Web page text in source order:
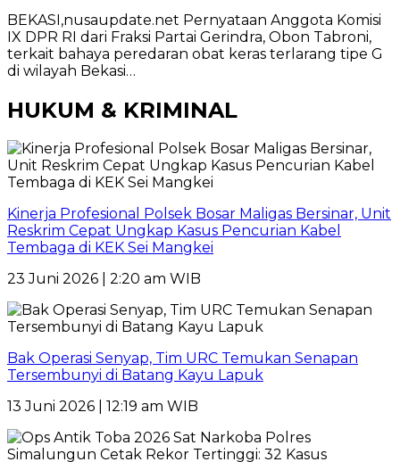
BEKASI,nusaupdate.net Pernyataan Anggota Komisi
IX DPR RI dari Fraksi Partai Gerindra, Obon Tabroni,
terkait bahaya peredaran obat keras terlarang tipe G
di wilayah Bekasi…
HUKUM & KRIMINAL
Kinerja Profesional Polsek Bosar Maligas Bersinar, Unit
Reskrim Cepat Ungkap Kasus Pencurian Kabel
Tembaga di KEK Sei Mangkei
23 Juni 2026 | 2:20 am WIB
Bak Operasi Senyap, Tim URC Temukan Senapan
Tersembunyi di Batang Kayu Lapuk
13 Juni 2026 | 12:19 am WIB